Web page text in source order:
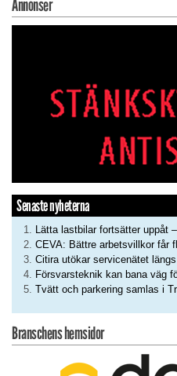
Annonser
Senaste nyheterna
Lätta lastbilar fortsätter uppåt
CEVA: Bättre arbetsvillkor får
Citira utökar servicenätet
Försvarsteknik kan bana väg
Tvätt och parkering samlas i
Branschens hemsidor